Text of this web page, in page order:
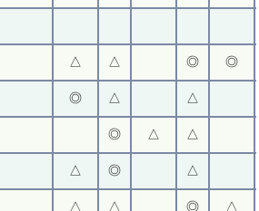
△ △ ◎ ◎
◎ △ △
◎ △ △
△ ◎ △
△ △ ◎ △